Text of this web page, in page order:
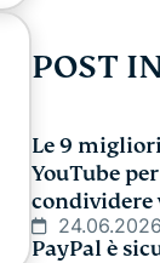
POST
Le 9
YouTube
condividere
24.06.2026
PayPal è